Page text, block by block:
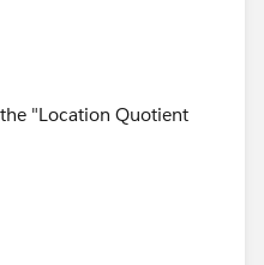
"Location Quotient